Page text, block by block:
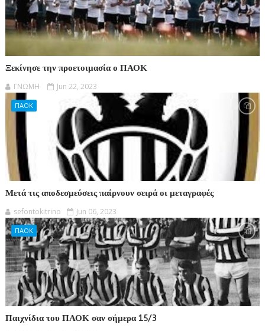
Ξεκίνησε την προετοιμασία ο ΠΑΟΚ
ΓΝΩΜΗ Jun 22, 2023
ΠΑΟΚ
Μετά τις αποδεσμεύσεις παίρνουν σειρά οι μεταγραφές
sefontokitrino Jun 06, 2023
ΠΑΟΚ
Παιχνίδια του ΠΑΟΚ σαν σήμερα 15/3